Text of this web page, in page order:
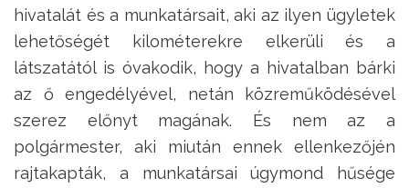
hivatalát és a munkatársait, aki az ilyen ügyletek
lehetőségét kilométerekre elkerüli és a
látszatától is óvakodik, hogy a hivatalban bárki
az ő engedélyével, netán közreműködésével
szerez előnyt magának. És nem az a
polgármester, aki miután ennek ellenkezőjén
rajtakapták, a munkatársai úgymond hűsége